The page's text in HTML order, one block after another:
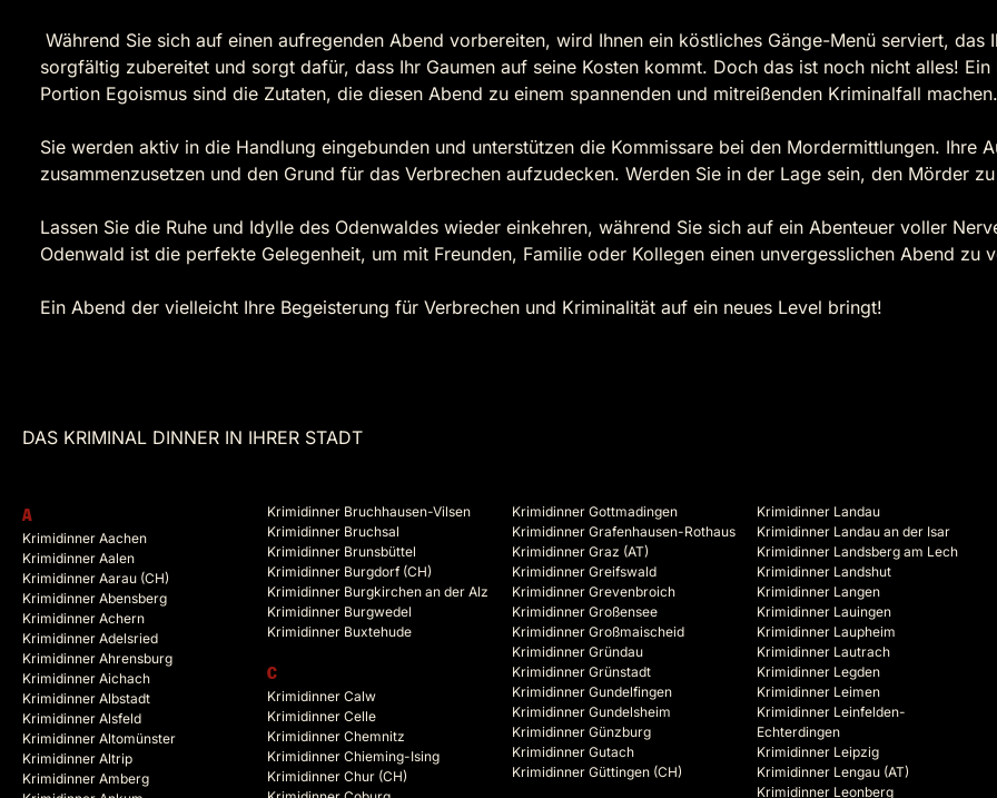
Während Sie sich auf einen aufregenden Abend vorbereiten, wird Ihnen ein köstliches Gänge-Menü serviert,
sorgfältig zubereitet und sorgt dafür, dass Ihr Gaumen auf seine Kosten kommt. Doch das ist noch nicht alles!
Portion Egoismus sind die Zutaten, die diesen Abend zu einem spannenden und mitreißenden Kriminalfall machen.
Sie werden aktiv in die Handlung eingebunden und unterstützen die Kommissare bei den Mordermittlungen. Ihre
zusammenzusetzen und den Grund für das Verbrechen aufzudecken. Werden Sie in der Lage sein, den Mörder
Lassen Sie die Ruhe und Idylle des Odenwaldes wieder einkehren, während Sie sich auf ein Abenteuer voller
Odenwald ist die perfekte Gelegenheit, um mit Freunden, Familie oder Kollegen einen unvergesslichen Abend zu
Ein Abend der vielleicht Ihre Begeisterung für Verbrechen und Kriminalität auf ein neues Level bringt!
DAS KRIMINAL DINNER IN IHRER STADT
A
Krimidinner Aachen
Krimidinner Aalen
Krimidinner Aarau (CH)
Krimidinner Abensberg
Krimidinner Achern
Krimidinner Adelsried
Krimidinner Ahrensburg
Krimidinner Aichach
Krimidinner Albstadt
Krimidinner Alsfeld
Krimidinner Altomünster
Krimidinner Altrip
Krimidinner Amberg
Krimidinner Bruchhausen-Vilsen
Krimidinner Bruchsal
Krimidinner Brunsbüttel
Krimidinner Burgdorf (CH)
Krimidinner Burgkirchen an der Alz
Krimidinner Burgwedel
Krimidinner Buxtehude
C
Krimidinner Calw
Krimidinner Celle
Krimidinner Chemnitz
Krimidinner Chieming-Ising
Krimidinner Chur (CH)
Krimidinner Gottmadingen
Krimidinner Grafenhausen-Rothaus
Krimidinner Graz (AT)
Krimidinner Greifswald
Krimidinner Grevenbroich
Krimidinner Großensee
Krimidinner Großmaischeid
Krimidinner Gründau
Krimidinner Grünstadt
Krimidinner Gundelfingen
Krimidinner Gundelsheim
Krimidinner Günzburg
Krimidinner Gutach
Krimidinner Güttingen (CH)
Krimidinner Landau
Krimidinner Landau an der Isar
Krimidinner Landsberg am Lech
Krimidinner Landshut
Krimidinner Langen
Krimidinner Lauingen
Krimidinner Laupheim
Krimidinner Lautrach
Krimidinner Legden
Krimidinner Leimen
Krimidinner Leinfelden-
Echterdingen
Krimidinner Leipzig
Krimidinner Lengau (AT)
Krimidinner Leonberg